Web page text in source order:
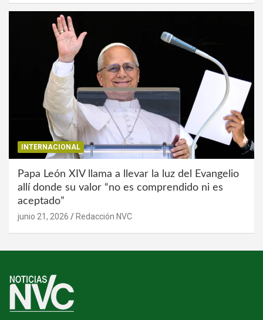
INTERNACIONAL
Papa León XIV llama a llevar la luz del Evangelio
allí donde su valor “no es comprendido ni es
aceptado”
junio 21, 2026 Redacción NVC